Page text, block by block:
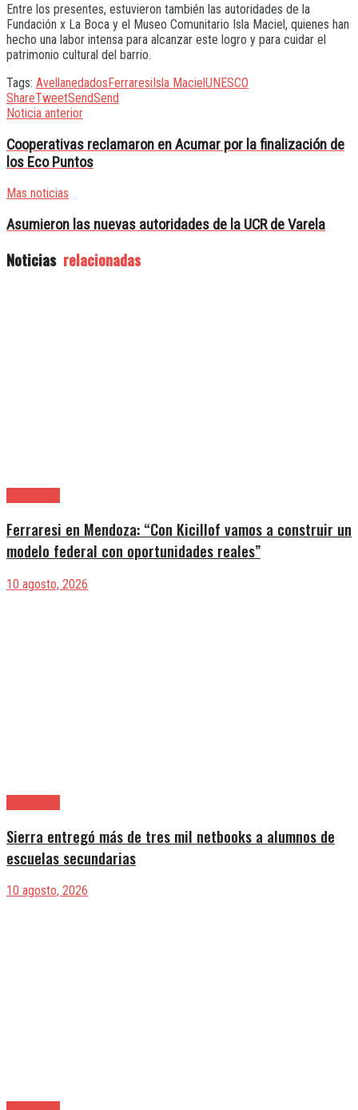
Entre los presentes, estuvieron también las autoridades de la
Fundación x La Boca y el Museo Comunitario Isla Maciel, quienes han
hecho una labor intensa para alcanzar este logro y para cuidar el
patrimonio cultural del barrio.
Tags: AvellanedadosFerraresiIsla MacielUNESCO
ShareTweetSendSend
Noticia anterior
Cooperativas reclamaron en Acumar por la finalización de
los Eco Puntos
Mas noticias
Asumieron las nuevas autoridades de la UCR de Varela
Noticias relacionadas
Ferraresi en Mendoza: “Con Kicillof vamos a construir un
modelo federal con oportunidades reales”
10 agosto, 2026
Sierra entregó más de tres mil netbooks a alumnos de
escuelas secundarias
10 agosto, 2026